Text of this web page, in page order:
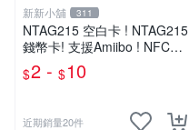
新新小舖 311
NTAG215 空白卡 ! NTAG215
錢幣卡! 支援Amiibo ! NFC卡
! 全新未使用 !
$2 - $10
近期銷量20件